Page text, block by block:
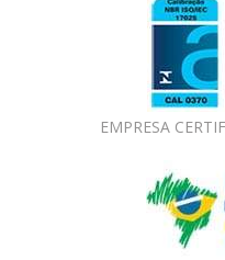
EMPRESA